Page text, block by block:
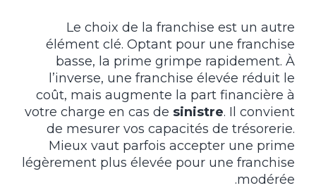
Le choix de la franchise est un autre
élément clé. Optant pour une franchise
basse, la prime grimpe rapidement. À
l’inverse, une franchise élevée réduit le
coût, mais augmente la part financière à
votre charge en cas de sinistre. Il convient
de mesurer vos capacités de trésorerie.
Mieux vaut parfois accepter une prime
légèrement plus élevée pour une franchise
modérée.